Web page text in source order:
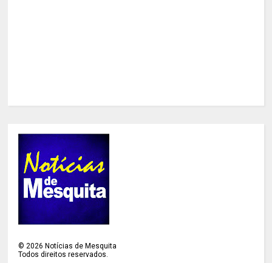
©2026 Notícias de Mesquita
Todos direitos reservados.